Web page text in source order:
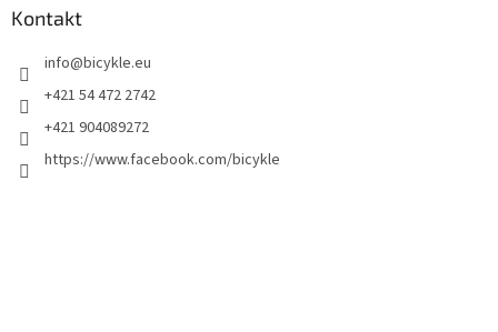
Kontakt
info@bicykle.eu
+421 54 472 2742
+421 904089272
https://www.facebook.com/bicykle